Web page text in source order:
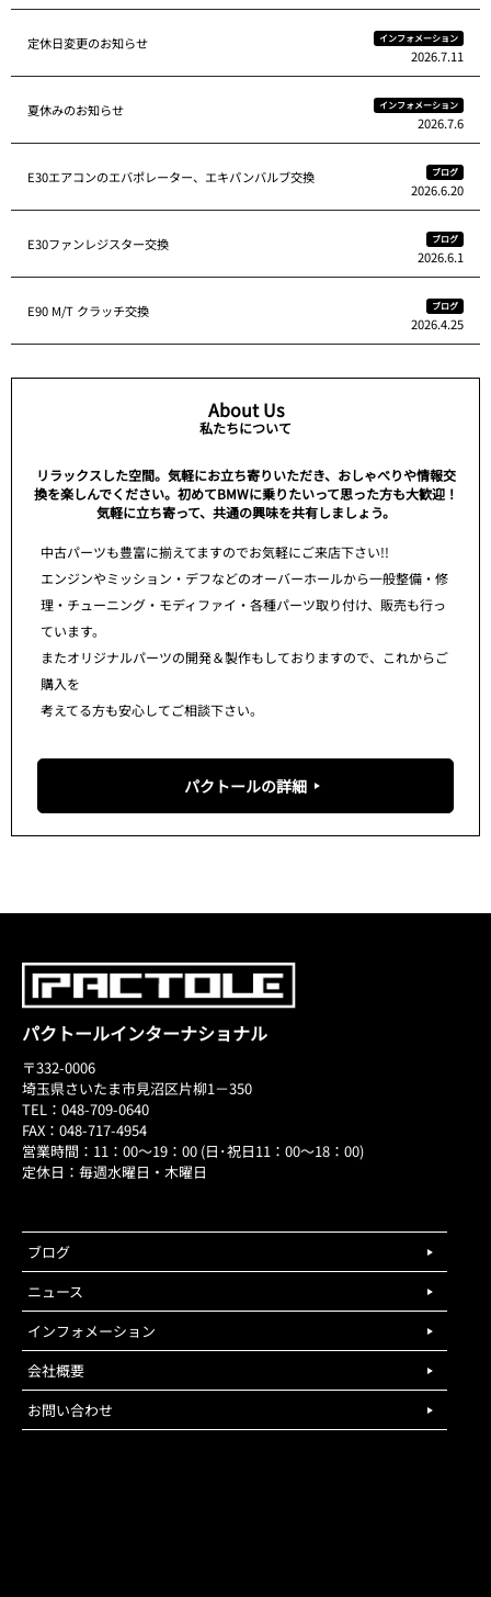
定休日変更のお知らせ インフォメーション
2026.7.11
夏休みのお知らせ インフォメーション
2026.7.6
E30エアコンのエバポレーター、エキパンバルブ交換 ブログ
2026.6.20
E30ファンレジスター交換 ブログ
2026.6.1
E90 M/T クラッチ交換 ブログ
2026.4.25
About Us
私たちについて
リラックスした空間。気軽にお立ち寄りいただき、おしゃべりや情報交
換を楽しんでください。初めてBMWに乗りたいって思った方も大歓迎！
気軽に立ち寄って、共通の興味を共有しましょう。
中古パーツも豊富に揃えてますのでお気軽にご来店下さい!!
エンジンやミッション・デフなどのオーバーホールから一般整備・修
理・チューニング・モディファイ・各種パーツ取り付け、販売も行っ
ています。
またオリジナルパーツの開発＆製作もしておりますので、これからご
購入を
考えてる方も安心してご相談下さい。
パクトールの詳細
パクトールインターナショナル
〒332-0006
埼玉県さいたま市見沼区片柳1－350
TEL：048-709-0640
FAX：048-717-4954
営業時間：11：00～19：00 (日･祝日11：00～18：00)
定休日：毎週水曜日・木曜日
ブログ
ニュース
インフォメーション
会社概要
お問い合わせ